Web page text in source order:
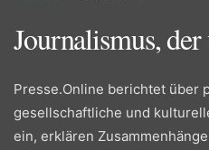
Journalismus,
Presse.Online berichtet über
gesellschaftliche und
ein, erklären